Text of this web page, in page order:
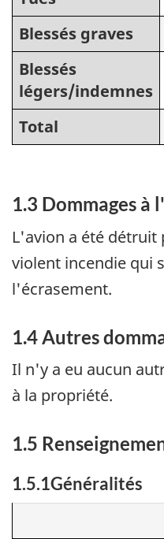
Blessés graves
Blessés
légers/indemnes
Total
1.3 Dommages à
L'avion a été détruit
violent incendie qui
l'écrasement.
1.4 Autres
Il n'y a eu aucun
à la propriété.
1.5
1.5.1Généralités